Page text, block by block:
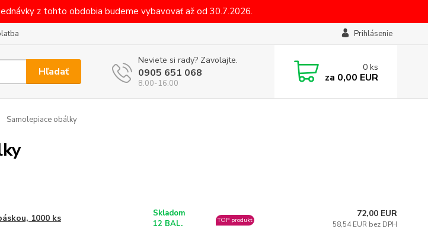
z tohto obdobia budeme vybavovať až od 30.7.2026.
Prihlásenie
Hľadať
Neviete si rady? Zavolajte.
0905 651 068
8.00-16.00
0 ks
za 0,00 EUR
Samolepiace obálky
1000 ks
Skladom
12 BAL.
TOP produkt
72,00 EUR
58,54 EUR bez DPH